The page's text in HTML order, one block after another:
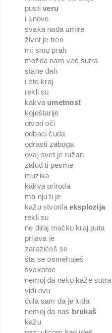
pustiveru
i snove
svaka nada umire
život je tren
mi smo prah
možda nam već sutra
stane dah
i eto kraj
rekli su
kakva umetnost
koještarije
otvori oči
odbaci čuda
odrasti zaboga
ovaj svet je ružan
zalud ti pesme
muzika
kakva priroda
ma nju ti je
kažu stvorila eksplozija
rekli su
ne diraj mačku kraj puta
prljava je
zarazićeš se
šta se osmehuješ
svakome
nemoj da neko kaže sutra
vidi ovu
čula sam da je luda
nemoj da nas brukaš
kažu